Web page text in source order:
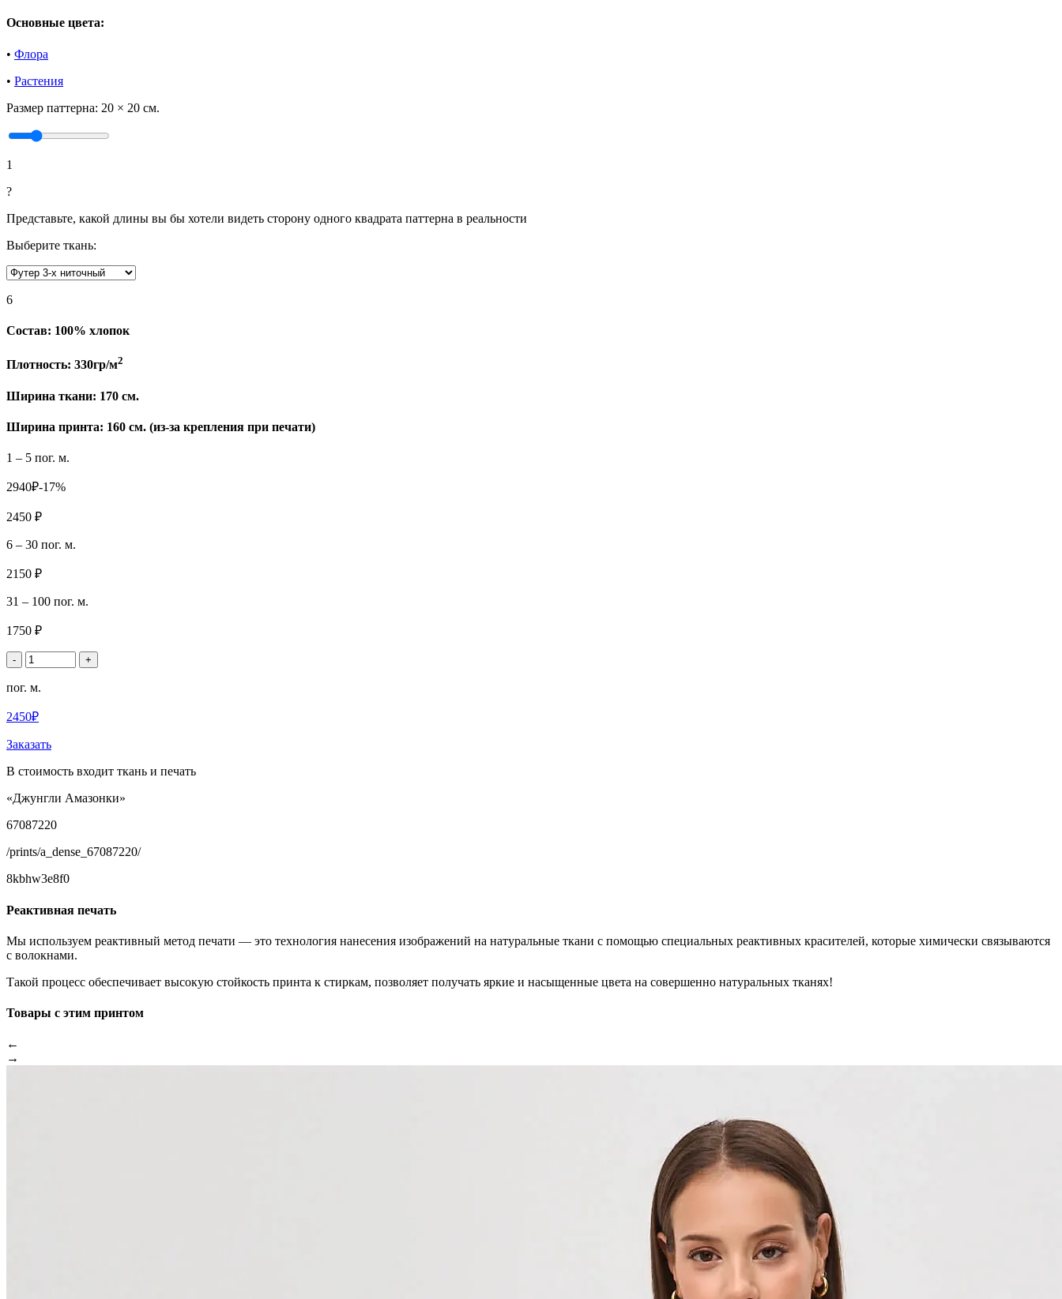
Основные цвета:
• Флора
• Растения
Размер паттерна: 20 × 20 см.
1
?
Представьте, какой длины вы бы хотели видеть сторону одного квадрата паттерна в реальности
Выберите ткань:
6
Состав: 100% хлопок
Плотность: 330гр/м2
Ширина ткани: 170 см.
Ширина принта: 160 см. (из-за крепления при печати)
1 – 5 пог. м.
2940₽-17%
2450 ₽
6 – 30 пог. м.
2150 ₽
31 – 100 пог. м.
1750 ₽
- +
пог. м.
2450₽
Заказать
В стоимость входит ткань и печать
«Джунгли Амазонки»
67087220
/prints/a_dense_67087220/
8kbhw3e8f0
Реактивная печать
Мы используем реактивный метод печати — это технология нанесения изображений на натуральные ткани с помощью специальных реактивных красителей, которые химически связываются
с волокнами.
Такой процесс обеспечивает высокую стойкость принта к стиркам, позволяет получать яркие и насыщенные цвета на совершенно натуральных тканях!
Товары с этим принтом
←
→